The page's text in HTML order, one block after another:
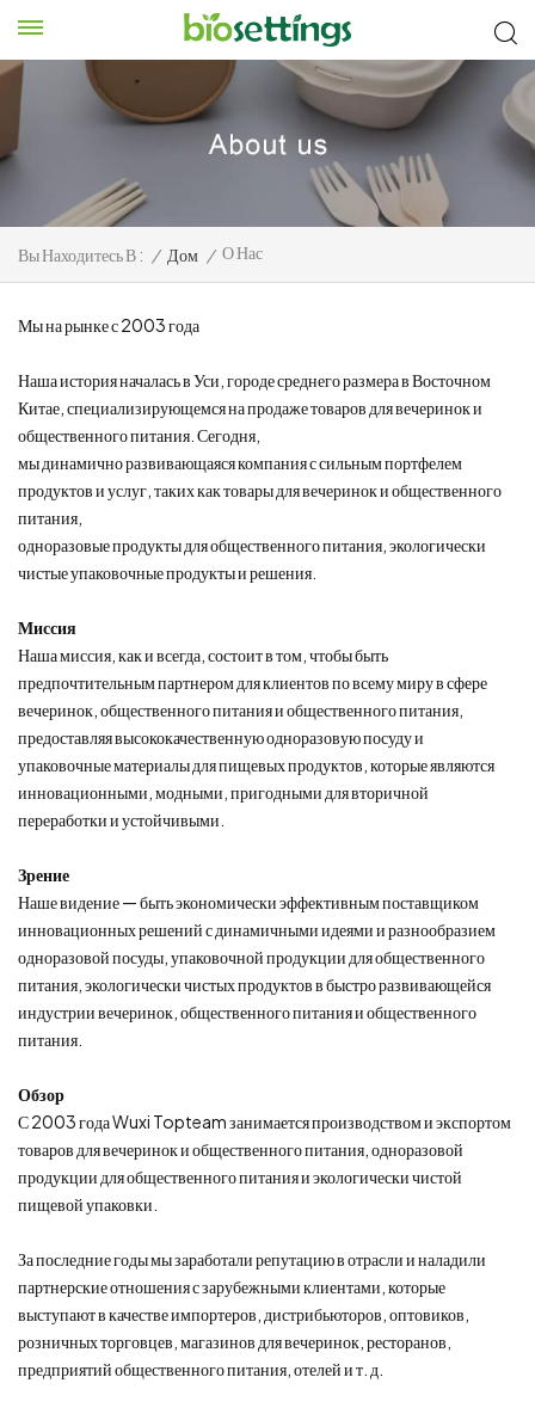
Вы Находитесь В : / Дом / О Нас
Мы на рынке с 2003 года
Наша история началась в Уси, городе среднего размера в Восточном
Китае, специализирующемся на продаже товаров для вечеринок и
общественного питания. Сегодня,
мы динамично развивающаяся компания с сильным портфелем
продуктов и услуг, таких как товары для вечеринок и общественного
питания,
одноразовые продукты для общественного питания, экологически
чистые упаковочные продукты и решения.
Миссия
Наша миссия, как и всегда, состоит в том, чтобы быть
предпочтительным партнером для клиентов по всему миру в сфере
вечеринок, общественного питания и общественного питания,
предоставляя высококачественную одноразовую посуду и
упаковочные материалы для пищевых продуктов, которые являются
инновационными, модными, пригодными для вторичной
переработки и устойчивыми.
Зрение
Наше видение — быть экономически эффективным поставщиком
инновационных решений с динамичными идеями и разнообразием
одноразовой посуды, упаковочной продукции для общественного
питания, экологически чистых продуктов в быстро развивающейся
индустрии вечеринок, общественного питания и общественного
питания.
Обзор
С 2003 года Wuxi Topteam занимается производством и экспортом
товаров для вечеринок и общественного питания, одноразовой
продукции для общественного питания и экологически чистой
пищевой упаковки.
За последние годы мы заработали репутацию в отрасли и наладили
партнерские отношения с зарубежными клиентами, которые
выступают в качестве импортеров, дистрибьюторов, оптовиков,
розничных торговцев, магазинов для вечеринок, ресторанов,
предприятий общественного питания, отелей и т. д.